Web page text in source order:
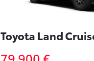
Toyota Land